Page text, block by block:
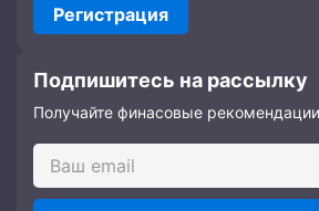
Регистрация
Подпишитесь на рассылку
Получайте финасовые